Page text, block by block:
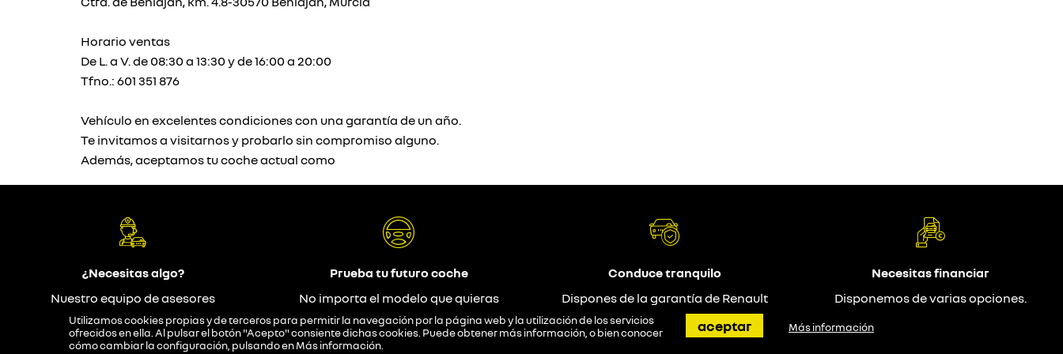
Horario ventas
De L. a V. de 08:30 a 13:30 y de 16:00 a 20:00
Tfno.: 601 351 876
Vehículo en excelentes condiciones con una garantía de un año.
Te invitamos a visitarnos y probarlo sin compromiso alguno.
Además, aceptamos tu coche actual como
Utilizamos cookies propias y de terceros para permitir la navegación por la página web y la utilización de los servicios
ofrecidos en ella. Al pulsar el botón "Acepto" consiente dichas cookies. Puede obtener más información, o bien conocer
cómo cambiar la configuración, pulsando enMás información
aceptar Más información
¿Necesitas algo?
Nuestro equipo de asesores
responderán tus dudas
Prueba tu futuro coche
No importa el modelo que quieras
probar
Conduce tranquilo
Dispones de la garantía de Renault
Necesitas financiar
Disponemos de varias opciones.